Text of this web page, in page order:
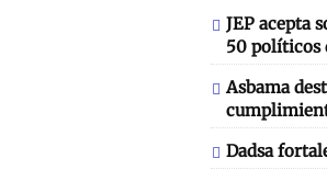
JEP acepta
50 políticos
Asbama
Dadsa